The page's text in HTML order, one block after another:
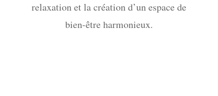
relaxation et la création d’un espace de
bien-être harmonieux.